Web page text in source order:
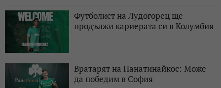
Футболист на Лудогорец ще
продължи кариерата си в Колумбия
Вратарят на Панатинайкос: Може
да победим в София